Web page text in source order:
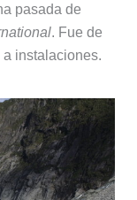
pasada de
. Fue de
a instalaciones.